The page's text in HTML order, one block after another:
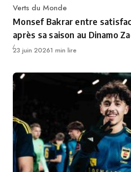
Category
Verts du Monde
Monsef Bakrar entre
après sa saison au Dinamo
Publié
23 juin 20261 min lire